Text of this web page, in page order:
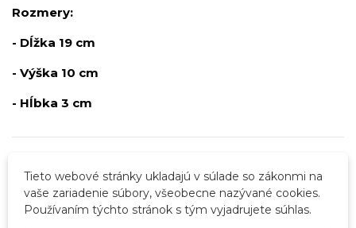
Rozmery:
- Dĺžka 19 cm
- Výška 10 cm
- Hĺbka 3 cm
Tabuľka vlastností
Tieto webové stránky ukladajú v súlade so zákonmi na
vaše zariadenie súbory, všeobecne nazývané cookies.
Používaním týchto stránok s tým vyjadrujete súhlas.